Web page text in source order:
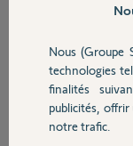
Sécurité
Domotique
l'ai connecté à mon
(j'ai l'information
avoir l'image. je
que les distances
Nous (Groupe
technologies
finalités
publicités, offrir
notre trafic.